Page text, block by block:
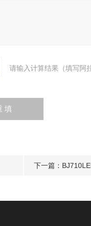
请输入计算结果（填写阿
下一篇：